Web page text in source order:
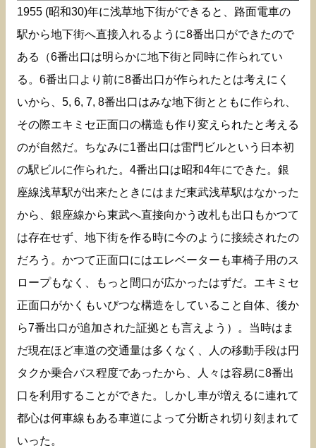
1955 (昭和30)年に浅草地下街ができると、路面電車の
駅から地下街へ直接入れるように8番出口ができたので
ある（6番出口は明らかに地下街と同時に作られてい
る。6番出口より前に8番出口が作られたとは考えにく
いから、5, 6, 7, 8番出口はみな地下街とともに作られ、
その際エキミセ正面口の構造も作り変えられたと考える
のが自然だ。ちなみに1番出口は雷門ビルという日本初
の駅ビルに作られた。4番出口は昭和4年にできた。銀
座線浅草駅が出来たときにはまだ東武浅草駅はなかった
から、銀座線から東武へ直接向かう改札も出口もかつて
は存在せず、地下街を作る時に今のように接続されたの
だろう。かつて正面口にはエレベーターも車椅子用のス
ロープもなく、もっと間口が広かったはずだ。エキミセ
正面口がかくもいびつな構造をしていること自体、後か
ら7番出口が追加された証拠とも言えよう）。当時はま
だ現在ほど車道の交通量は多くなく、人の移動手段は円
タクか乗合バス程度であったから、人々は容易に8番出
口を利用することができた。しかし車が増えるに連れて
都心は何車線もある車道によって分断され切り刻まれて
いった。